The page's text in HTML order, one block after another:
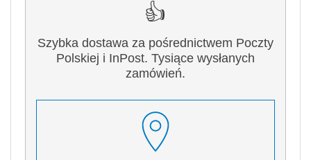
👍
Szybka dostawa za pośrednictwem Poczty
Polskiej i InPost. Tysiące wysłanych
zamówień.